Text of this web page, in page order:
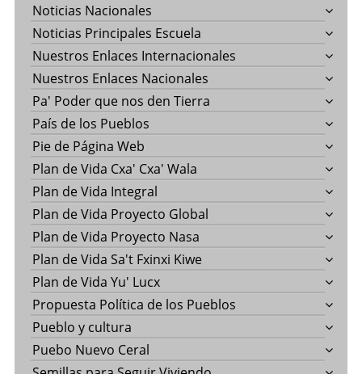
Noticias Nacionales
Noticias Principales Escuela
Nuestros Enlaces Internacionales
Nuestros Enlaces Nacionales
Pa' Poder que nos den Tierra
País de los Pueblos
Pie de Página Web
Plan de Vida Cxa' Cxa' Wala
Plan de Vida Integral
Plan de Vida Proyecto Global
Plan de Vida Proyecto Nasa
Plan de Vida Sa't Fxinxi Kiwe
Plan de Vida Yu' Lucx
Propuesta Política de los Pueblos
Pueblo y cultura
Puebo Nuevo Ceral